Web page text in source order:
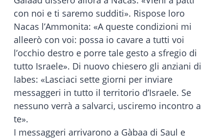
con noi e ti saremo sudditi». Rispose loro
Nacas l’Ammonita: «A queste condizioni mi
alleerò con voi: possa io cavare a tutti voi
l’occhio destro e porre tale gesto a sfregio di
tutto Israele». Di nuovo chiesero gli anziani di
Iabes: «Lasciaci sette giorni per inviare
messaggeri in tutto il territorio d’Israele. Se
nessuno verrà a salvarci, usciremo incontro a
te».
I messaggeri arrivarono a Gàbaa di Saul e